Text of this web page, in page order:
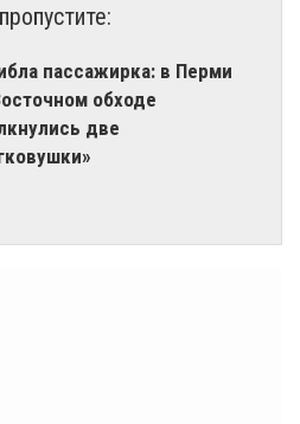
пассажирка: в Перми
обходе
две